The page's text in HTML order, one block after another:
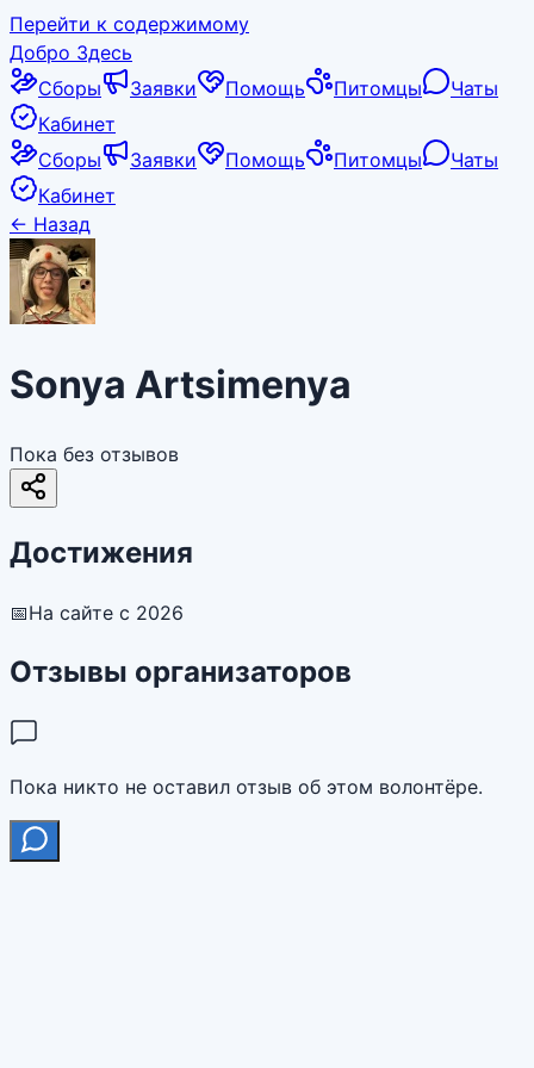
Перейти к содержимому
Добро Здесь
Сборы
Заявки Помощь Питомцы
Чаты
Кабинет
Сборы
Заявки Помощь Питомцы
Чаты
Кабинет
← Назад
Sonya Artsimenya
Пока без отзывов
Достижения
📅На сайте с 2026
Отзывы организаторов
Пока никто не оставил отзыв об этом волонтёре.